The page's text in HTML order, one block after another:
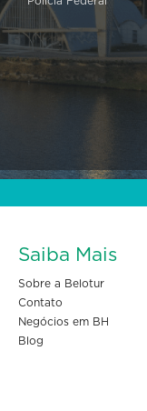
Saiba Mais
Sobre a Belotur
Contato
Negócios em BH
Blog